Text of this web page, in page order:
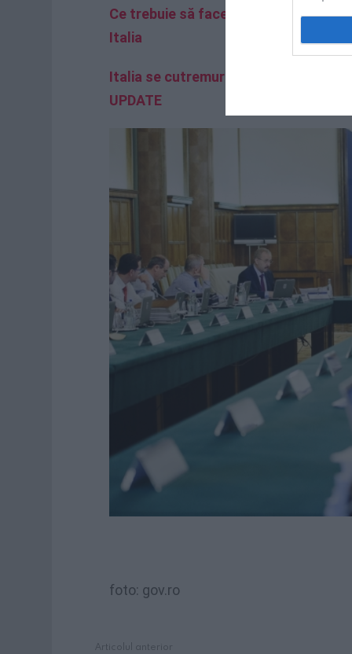
Ce trebuie să facem în caz de
Italia
Italia se cutremură. Seism
UPDATE
foto: gov.ro
Articolul anterior